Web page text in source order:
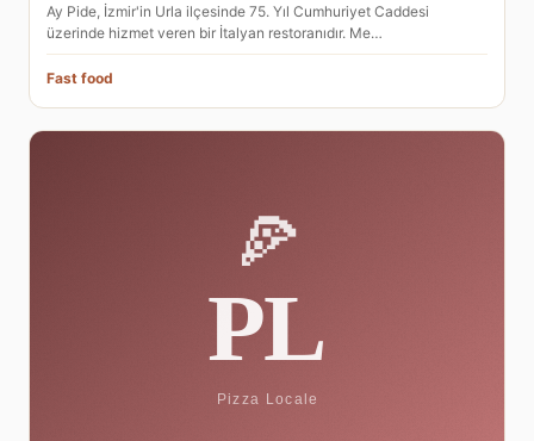
Ay Pide, İzmir'in Urla ilçesinde 75. Yıl Cumhuriyet Caddesi
üzerinde hizmet veren bir İtalyan restoranıdır. Me…
Fast food